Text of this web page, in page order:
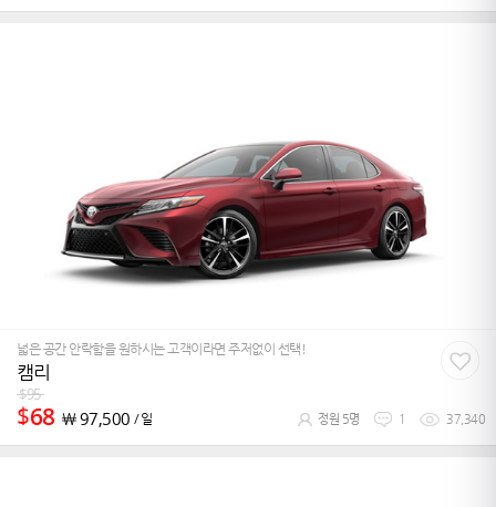
넓은 공간 안락함을 원하시는 고객이라면 주저없이 선택!
캠리
$95
$68 ￦97,500 / 일 정원 5명 1 37,340